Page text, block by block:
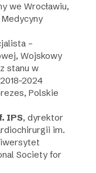
we Wrocławiu,
–
Wojskowy
stanu w
Polskie
IPS, dyrektor
im.
Society for